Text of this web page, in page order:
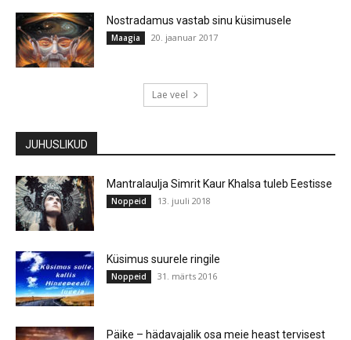
Nostradamus vastab sinu küsimusele
Maagia 20. jaanuar 2017
Lae veel
JUHUSLIKUD
Mantralaulja Simrit Kaur Khalsa tuleb Eestisse
Noppeid 13. juuli 2018
Küsimus suurele ringile
Noppeid 31. märts 2016
Päike – hädavajalik osa meie heast tervisest